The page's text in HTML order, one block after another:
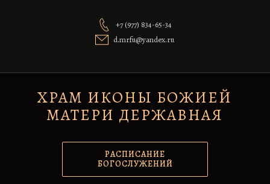
+7 (977) 834-65-34
d.mrfu@yandex.ru
ХРАМ ИКОНЫ БОЖИЕЙ
МАТЕРИ ДЕРЖАВНАЯ
РАСПИСАНИЕ
БОГОСЛУЖЕНИЙ